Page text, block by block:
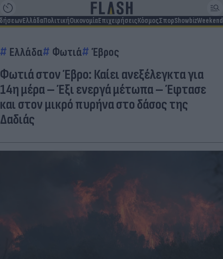
ΕλλάδαΠολιτικήΟικονομίαΕπιχειρήσειςΚόσμοςΣπορShowbizWeekend
Ελλάδα Φωτιά Έβρος
Φωτιά στον Έβρο: Καίει ανεξέλεγκτα για
14η μέρα – Έξι ενεργά μέτωπα – Έφτασε
και στον μικρό πυρήνα στο δάσος της
Δαδιάς